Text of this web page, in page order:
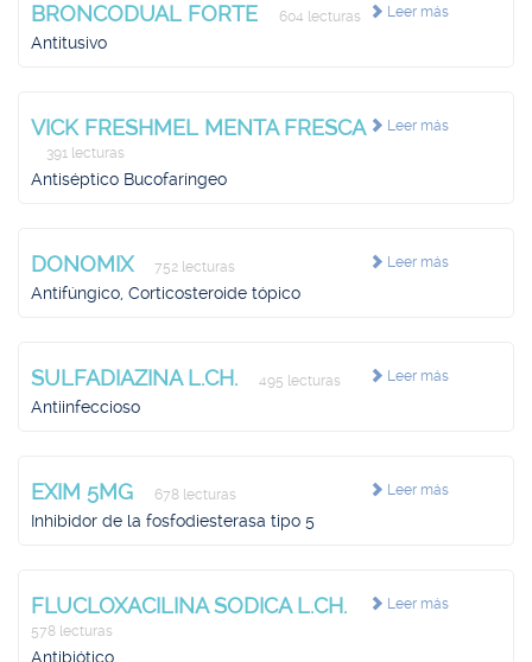
Leer más
BRONCODUAL FORTE 604 lecturas
Antitusivo
Leer más
VICK FRESHMEL MENTA FRESCA
391 lecturas
Antiséptico Bucofaríngeo
Leer más
DONOMIX 752 lecturas
Antifúngico, Corticosteroide tópico
Leer más
SULFADIAZINA L.CH. 495 lecturas
Antiinfeccioso
Leer más
EXIM 5MG 678 lecturas
Inhibidor de la fosfodiesterasa tipo 5
Leer más
FLUCLOXACILINA SODICA L.CH.
578 lecturas
Antibiótico